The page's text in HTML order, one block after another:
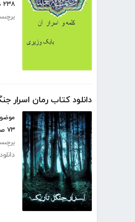
۲۳۸ صفحه
دانلود کتاب رمان اسرار
۷۳ صفحه